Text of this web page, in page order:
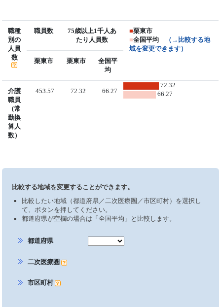
職種
別の
人員
数
職員数
75歳以上1千人あ
たり人員数
■栗東市
■全国平均
（→比較する地
域を変更できます）
栗東市
栗東市
全国平
均
介護
職員
（常
勤換
算人
数）
453.57 72.32 66.27
72.32
66.27
比較する地域を変更することができます。
比較したい地域（都道府県／二次医療圏／市区町村）を選択し
て、ボタンを押してください。
都道府県が空欄の場合は「全国平均」と比較します。
都道府県
二次医療圏
市区町村